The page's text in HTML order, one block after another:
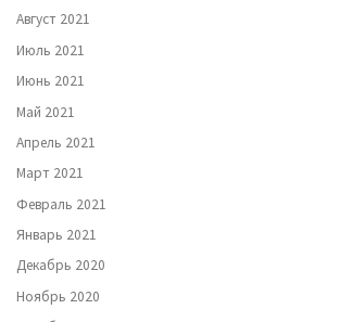
Август 2021
Июль 2021
Июнь 2021
Май 2021
Апрель 2021
Март 2021
Февраль 2021
Январь 2021
Декабрь 2020
Ноябрь 2020